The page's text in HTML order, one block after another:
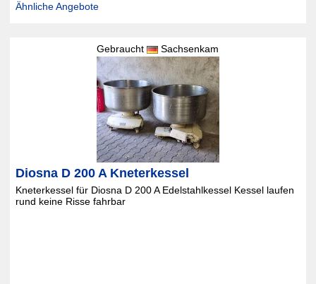
Ähnliche Angebote
Gebraucht Sachsenkam
Diosna D 200 A Kneterkessel
Kneterkessel für Diosna D 200 A Edelstahlkessel Kessel laufen
rund keine Risse fahrbar